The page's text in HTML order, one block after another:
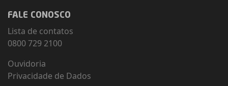
FALE CONOSCO
Lista de contatos
0800 729 2100
Ouvidoria
Privacidade de Dados